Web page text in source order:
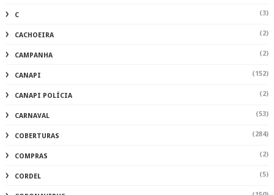
C (3)
CACHOEIRA (2)
CAMPANHA (2)
CANAPI (152)
CANAPI POLÍCIA (2)
CARNAVAL (53)
COBERTURAS (284)
COMPRAS (2)
CORDEL (5)